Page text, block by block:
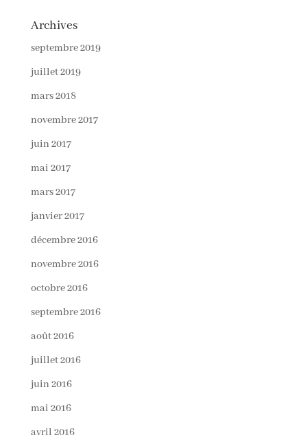
Archives
septembre 2019
juillet 2019
mars 2018
novembre 2017
juin 2017
mai 2017
mars 2017
janvier 2017
décembre 2016
novembre 2016
octobre 2016
septembre 2016
août 2016
juillet 2016
juin 2016
mai 2016
avril 2016